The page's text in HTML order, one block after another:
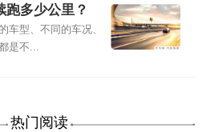
跑多少公里？
车型、不同的车况、
是不...
热门阅读